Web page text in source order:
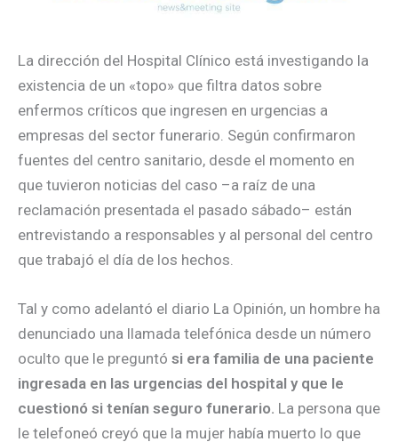
La dirección del Hospital Clínico está investigando la
existencia de un «topo» que filtra datos sobre
enfermos críticos que ingresen en urgencias a
empresas del sector funerario. Según confirmaron
fuentes del centro sanitario, desde el momento en
que tuvieron noticias del caso –a raíz de una
reclamación presentada el pasado sábado– están
entrevistando a responsables y al personal del centro
que trabajó el día de los hechos.
Tal y como adelantó el diario La Opinión, un hombre ha
denunciado una llamada telefónica desde un número
oculto que le preguntó si era familia de una paciente
ingresada en las urgencias del hospital y que le
cuestionó si tenían seguro funerario. La persona que
le telefoneó creyó que la mujer había muerto lo que